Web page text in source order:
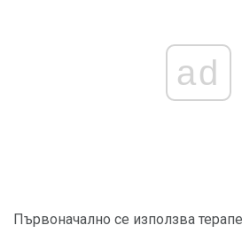
ad
Първоначално се използва